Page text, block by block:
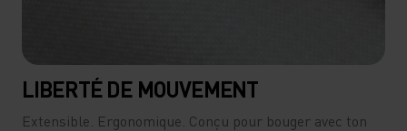
LIBERTÉ DE MOUVEMENT
Extensible. Ergonomique. Conçu pour bouger avec ton